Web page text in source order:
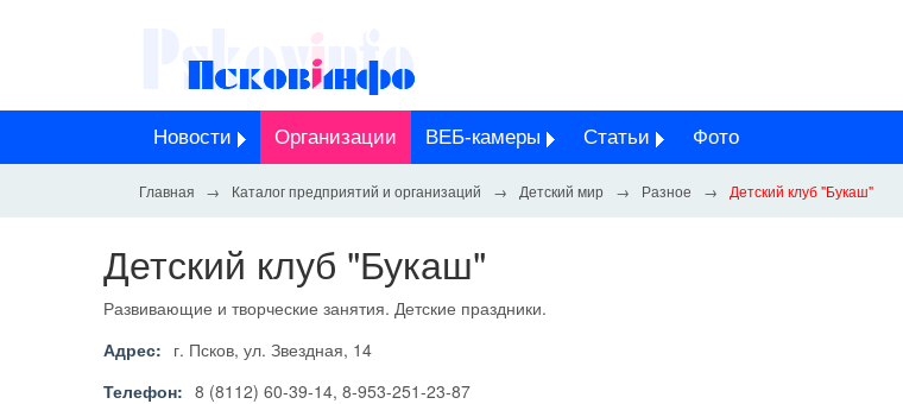
Новости Организации ВЕБ-камеры Статьи Фото
Каталог предприятий и организаций Детский мир Разное Детский клуб "Букаш"
Детский клуб "Букаш"
Развивающие и творческие занятия. Детские праздники.
Адрес: г. Псков, ул. Звездная, 14
Телефон: 8 (8112) 60-39-14, 8-953-251-23-87